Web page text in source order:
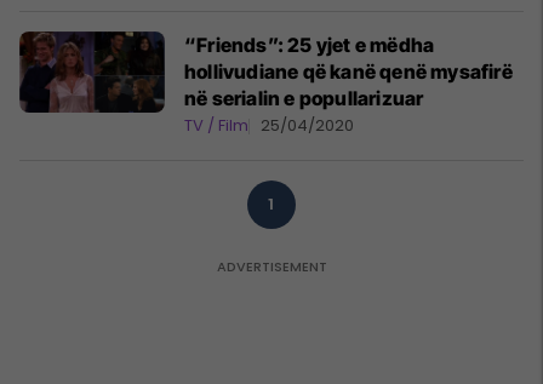
“Friends”: 25 yjet e mëdha
hollivudiane që kanë qenë mysafirë
në serialin e popullarizuar
TV / Film 25/04/2020
1